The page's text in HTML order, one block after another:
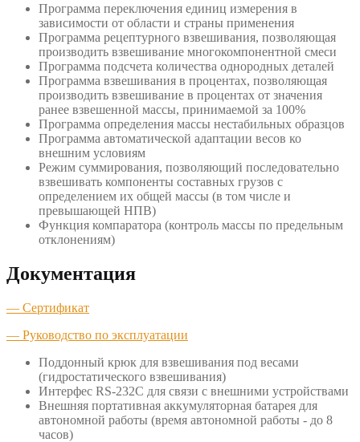
Программа переключения единиц измерения в
зависимости от области и страны применения
Программа рецептурного взвешивания, позволяющая
производить взвешивание многокомпонентной смеси
Программа подсчета количества однородных деталей
Программа взвешивания в процентах, позволяющая
производить взвешивание в процентах от значения
ранее взвешенной массы, принимаемой за 100%
Программа определения массы нестабильных образцов
Программа автоматической адаптации весов ко
внешним условиям
Режим суммирования, позволяющий последовательно
взвешивать компоненты составных грузов с
определением их общей массы (в том числе и
превышающей НПВ)
Функция компаратора (контроль массы по предельным
отклонениям)
Документация
— Сертификат
— Руководство по эксплуатации
Поддонный крюк для взвешивания под весами
(гидростатического взвешивания)
Интерфес RS-232C для связи с внешними устройствами
Внешняя портативная аккумуляторная батарея для
автономной работы (время автономной работы - до 8
часов)